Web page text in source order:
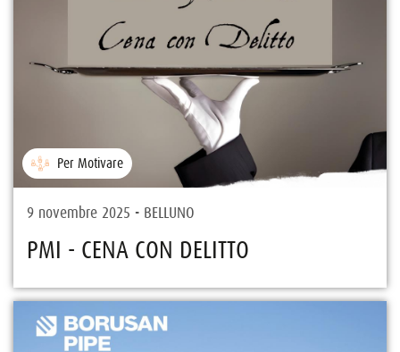
Per Motivare
9 novembre 2025 - BELLUNO
PMI - CENA CON DELITTO